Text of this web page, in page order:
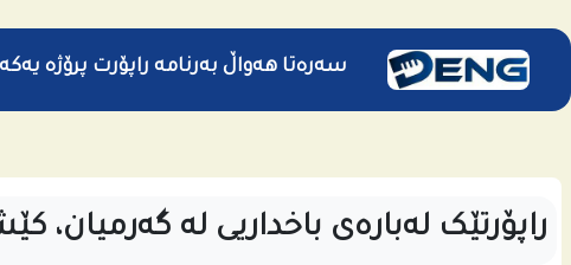
سەرەتا هەواڵ بەرنامە راپۆرت پرۆژە
راپۆرتێک لەبارەی باخداریی له‌ گه‌رمیان،